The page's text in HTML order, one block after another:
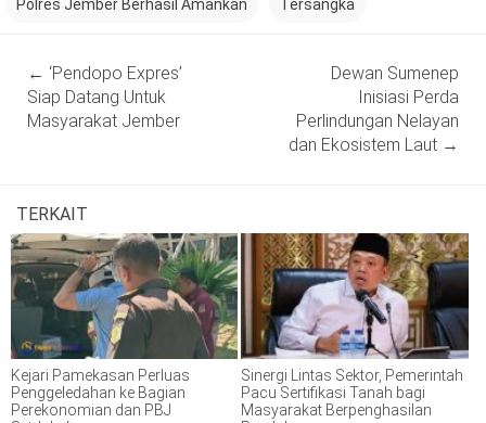
Polres Jember Berhasil Amankan Tersangka
navigation
← ‘Pendopo Expres’
Siap Datang Untuk
Masyarakat Jember
Dewan Sumenep
Inisiasi Perda
Perlindungan Nelayan
dan Ekosistem Laut →
TERKAIT
Kejari Pamekasan Perluas
Penggeledahan ke Bagian
Perekonomian dan PBJ
Sinergi Lintas Sektor, Pemerintah
Pacu Sertifikasi Tanah bagi
Masyarakat Berpenghasilan